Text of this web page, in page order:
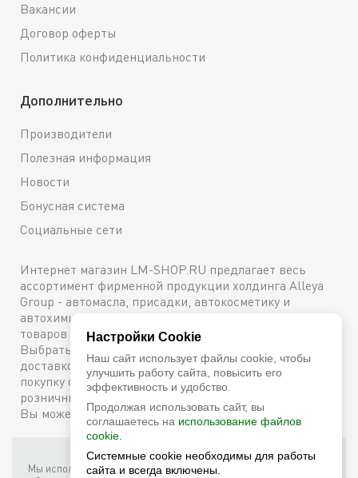
Вакансии
Договор оферты
Политика конфиденциальности
Дополнительно
Производители
Полезная информация
Новости
Бонусная система
Социальные сети
Интернет магазин LM-SHOP.RU предлагает весь
ассортимент фирменной продукции холдинга Alleya
Group - автомасла, присадки, автокосметику и
автохимию. Каталог содержит подробное описание
товаров с техническими характеристиками и ценами.
Выбрать и купить оригинальную продукцию с
доставкой по Москве можно сейчас же, оформив
покупку онлайн, либо посетив один из наших
розничных магазинов. Более подробную информацию
Вы можете получить по телефону+7 (800) 600-48-38
Фирменный интернет-магазин LM Shop © 2026
Мы используем собственные куки (соокіе) и куки третьих лиц для
Настройки Cookie
Наш сайт использует файлы cookie, чтобы
улучшить работу сайта, повысить его
эффективность и удобство.
Продолжая использовать сайт, вы
соглашаетесь на использование файлов
cookie.
Системные cookie необходимы для работы
сайта и всегда включены.